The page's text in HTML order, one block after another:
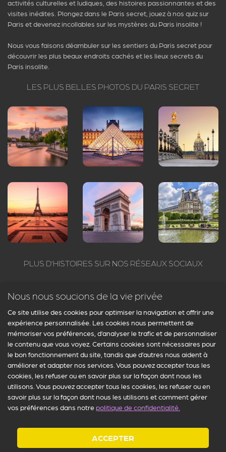
Fréquentes
1. Quel est le niveau de
difficulté de ce quiz sur
l’histoire de Paris ?
Notre quiz est conçu pour être accessible à
tous, que vous soyez un simple curieux ou un
véritable passionné de l’histoire parisienne. Les
questions couvrent un large éventail de sujets,
principal est de vous divertir tout en vous
permettant d’apprendre des faits surprenants
et d’enrichir votre culture générale sur la
capitale.
2. Quelles périodes de
l’histoire de Paris sont
Le quiz couvre l’intégralité de l’histoire de la
ville, depuis ses origines avec la tribu des Parisii
et la ville gallo-romaine de Lutèce, en passant
par le Moyen Âge, la Renaissance, la Révolution
française, les transformations du Baron
Haussmann sous le Second Empire, jusqu’aux
événements marquants du XXe siècle. Vous
voyagerez à travers plus de 2000 ans d’histoire.
3. Combien de questions
contient ce quiz et les
activités culturelles et ludiques, des histoires passionnantes et des
visites inédites. Plongez dans le Paris secret, jouez à nos quiz sur
Paris et devenez incollables sur les mystères du Paris insolite !
Nous vous faisons déambuler sur les sentiers du Paris secret pour
découvrir les plus beaux endroits cachés et les lieux secrets du
Paris insolite.
LES PLUS BELLES PHOTOS DU PARIS SECRET
PLUS D’HISTOIRES SUR NOS RÉSEAUX SOCIAUX
sociaux. Nous publions des contenus exclusifs sur Facebook,
Instagram, Twitter et Pinterest. Rejoignez notre communauté du
paris secret pour en profiter gratuitement !
CGV - FAQ - Contactez-nous
© Arcanum : Paris insolite & secret 2026 - Tous droits réservés
Nous nous soucions de la vie privée
Ce site utilise des cookies pour optimiser la navigation et offrir une
expérience personnalisée. Les cookies nous permettent de
mémoriser vos préférences, d’analyser le trafic et de personnaliser
le contenu que vous voyez. Certains cookies sont nécessaires pour
le bon fonctionnement du site, tandis que d’autres nous aident à
améliorer et adapter nos services. Vous pouvez accepter tous les
cookies, les refuser ou en savoir plus sur la façon dont nous les
utilisons. Vous pouvez accepter tous les cookies, les refuser ou en
savoir plus sur la façon dont nous les utilisons et comment gérer
vos préférences dans notre politique de confidentialité.
ACCEPTER